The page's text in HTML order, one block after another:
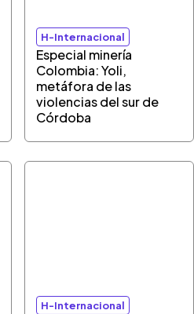
H-Internacional
Especial minería
Colombia: Yoli,
metáfora de las
violencias del sur de
Córdoba
H-Internacional